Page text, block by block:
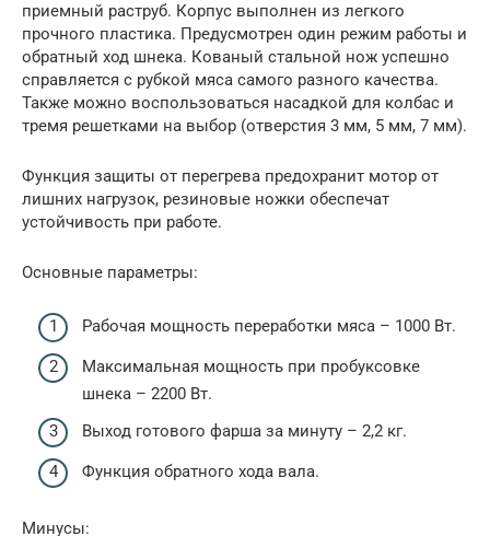
приемный раструб. Корпус выполнен из легкого
прочного пластика. Предусмотрен один режим работы и
обратный ход шнека. Кованый стальной нож успешно
справляется с рубкой мяса самого разного качества.
Также можно воспользоваться насадкой для колбас и
тремя решетками на выбор (отверстия 3 мм, 5 мм, 7 мм).
Функция защиты от перегрева предохранит мотор от
лишних нагрузок, резиновые ножки обеспечат
устойчивость при работе.
Основные параметры:
Рабочая мощность переработки мяса – 1000 Вт.
Максимальная мощность при пробуксовке
шнека – 2200 Вт.
Выход готового фарша за минуту – 2,2 кг.
Функция обратного хода вала.
Минусы: